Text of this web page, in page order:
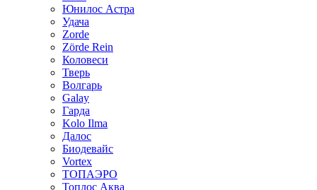
Юнилос Астра
Удача
Zorde
Zörde Rein
Коловеси
Тверь
Волгарь
Galay
Гарда
Kolo Ilma
Далос
Биодевайс
Vortex
ТОПАЭРО
Топлос Аква